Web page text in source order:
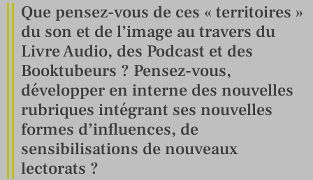
Que pensez-vous de ces « territoires »
du son et de l’image au travers du
Livre Audio, des Podcast et des
Booktubeurs ? Pensez-vous,
développer en interne des nouvelles
rubriques intégrant ses nouvelles
formes d’influences, de
sensibilisations de nouveaux
lectorats ?